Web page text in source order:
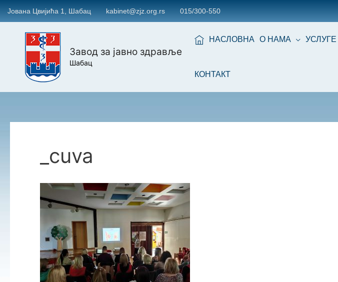
Јована Цвијића 1, Шабац kabinet@zjz.org.rs 015/300-550
Завод за јавно здравље
Шабац
НАСЛОВНА О НАМА УСЛУГЕ
КОНТАКТ
_cuva